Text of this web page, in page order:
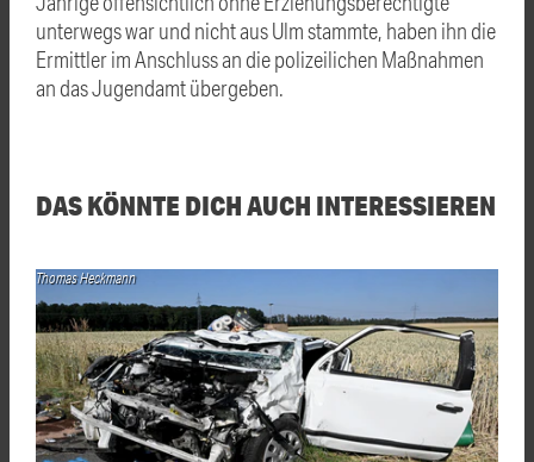
unterwegs war und nicht aus Ulm stammte, haben ihn die
Ermittler im Anschluss an die polizeilichen Maßnahmen
an das Jugendamt übergeben.
DAS KÖNNTE DICH AUCH INTERESSIEREN
Thomas Heckmann